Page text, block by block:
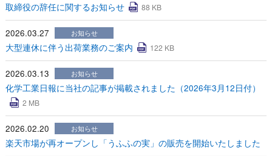
English 中文
取締役の辞任に関するお知らせ 88 KB
2026.03.27 お知らせ
大型連休に伴う出荷業務のご案内 122 KB
2026.03.13 お知らせ
化学工業日報に当社の記事が掲載されました（2026年3月12日付）
2 MB
2026.02.20 お知らせ
楽天市場が再オープンし「うふふの実」の販売を開始いたしました